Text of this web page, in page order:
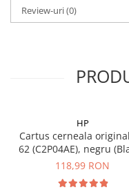
Adaptoare PCI / PCIe
Web-cam-uri si sisteme
videoconferinta
Alte periferice
Accesorii PC
Review-uri(0)
HP
Cartus cerneala
62 (C2P04AE), negru
200 pagini
118,99 RON